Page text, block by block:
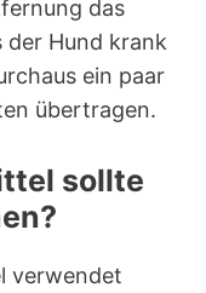
das
der Hund krank
ein paar
übertragen.
sollte
verwendet